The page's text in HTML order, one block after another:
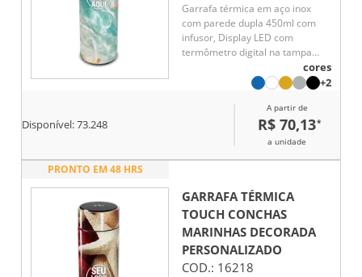
Garrafa térmica em aço inox
com parede dupla 450ml com
infusor, Display LED com
termômetro digital na tampa
para indicar a temperatura do
líquido, Conserva líquido quente
cores
+2
Disponível:73.248
A partir de
R$ 70,13*
a unidade
PRONTO EM 48 HRS
GARRAFA TÉRMICA
TOUCH CONCHAS
MARINHAS DECORADA
PERSONALIZADO
COD.: 16218